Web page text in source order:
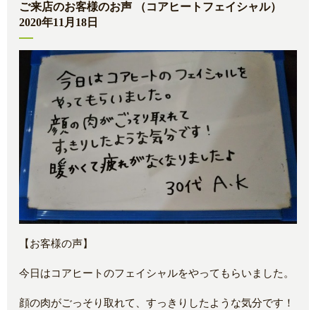
ご来店のお客様のお声 （コアヒートフェイシャル）
2020年11月18日
【お客様の声】
今日はコアヒートのフェイシャルをやってもらいました。
顔の肉がごっそり取れて、すっきりしたような気分です！